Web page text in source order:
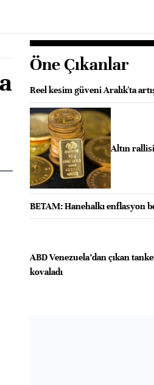
Öne Çıkanlar
Reel kesim güveni Aralık'ta
Altın
BETAM: Hanehalkı enflasyon
ABD Venezuela’dan çıkan
kovaladı